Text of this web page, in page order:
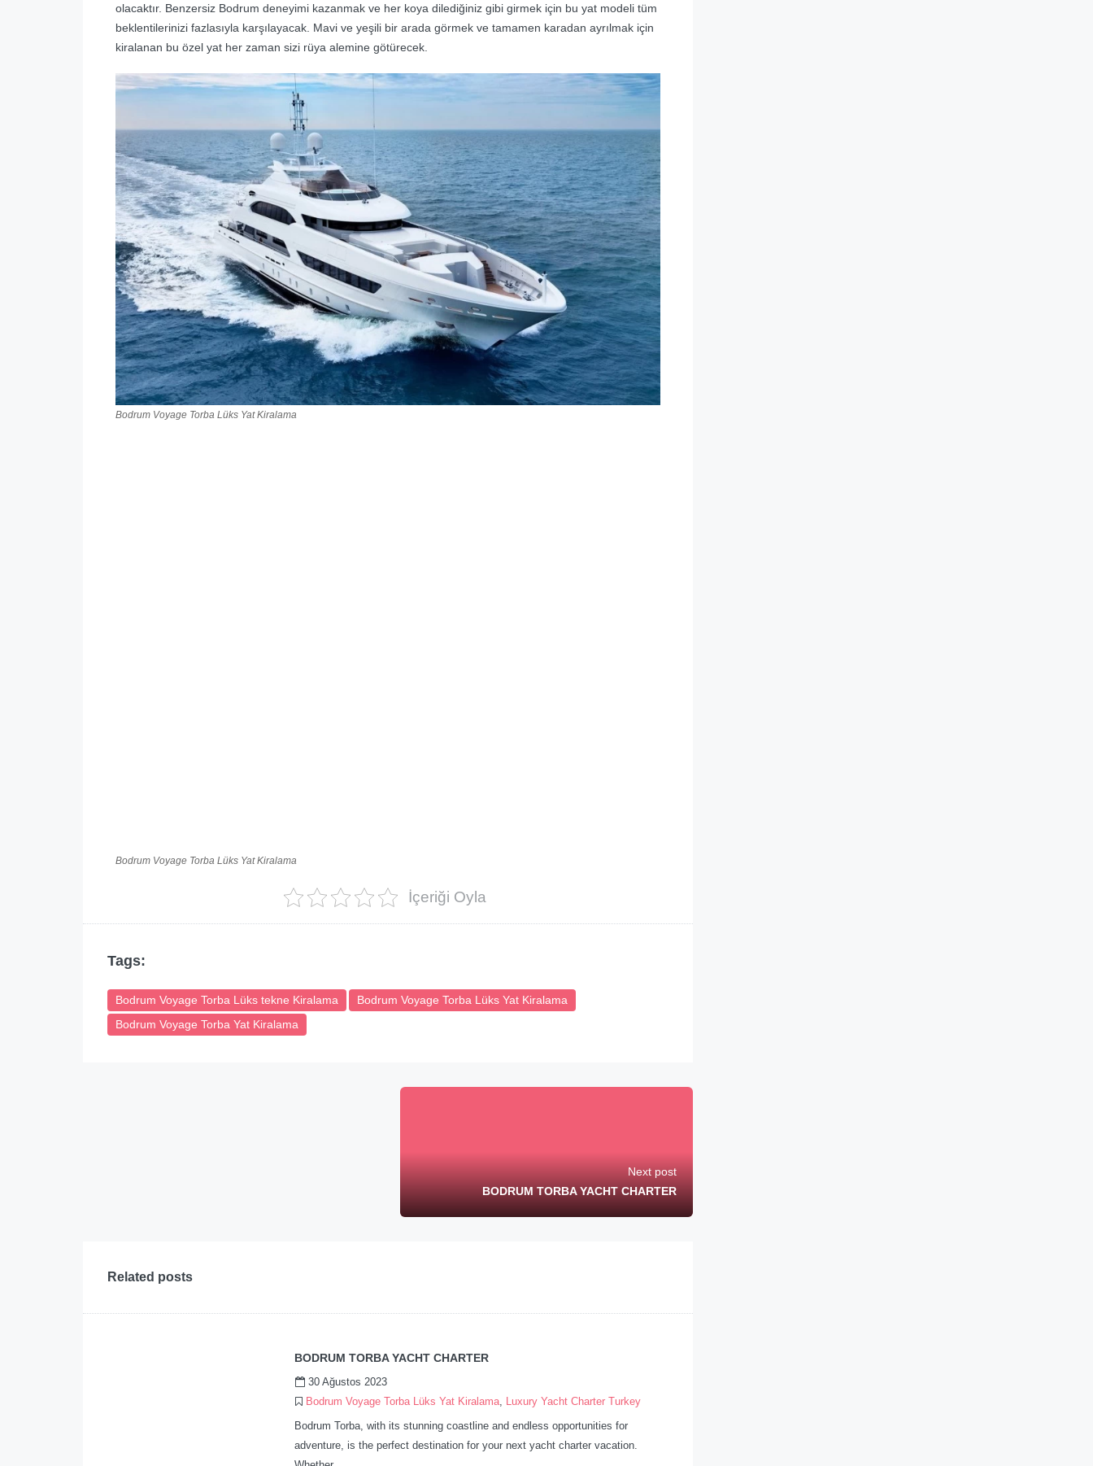
olacaktır. Benzersiz Bodrum deneyimi kazanmak ve her koya dilediğiniz gibi girmek için bu yat modeli tüm
beklentilerinizi fazlasıyla karşılayacak. Mavi ve yeşili bir arada görmek ve tamamen karadan ayrılmak için
kiralanan bu özel yat her zaman sizi rüya alemine götürecek.
Bodrum Voyage Torba Lüks Yat Kiralama
Bodrum Voyage Torba Lüks Yat Kiralama
İçeriği Oyla
Tags:
Bodrum Voyage Torba Lüks tekne Kiralama
Bodrum Voyage Torba Lüks Yat Kiralama
Bodrum Voyage Torba Yat Kiralama
Next post
BODRUM TORBA YACHT CHARTER
Related posts
BODRUM TORBA YACHT CHARTER
30 Ağustos 2023
Bodrum Voyage Torba Lüks Yat Kiralama
Luxury Yacht Charter Turkey
Bodrum Torba, with its stunning coastline and endless opportunities for
adventure, is the perfect destination for your next yacht charter vacation.